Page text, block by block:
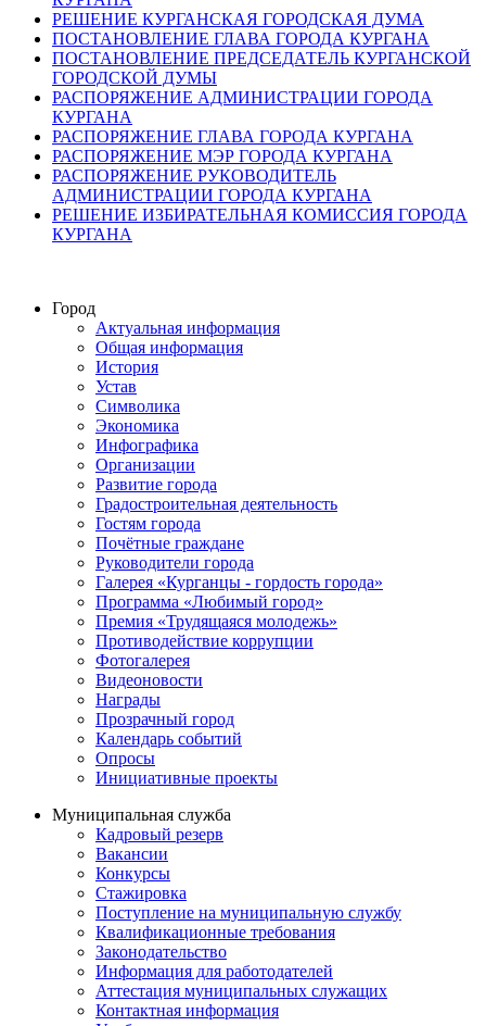
РЕШЕНИЕ КУРГАНСКАЯ ГОРОДСКАЯ ДУМА
ПОСТАНОВЛЕНИЕ ГЛАВА ГОРОДА КУРГАНА
ПОСТАНОВЛЕНИЕ ПРЕДСЕДАТЕЛЬ КУРГАНСКОЙ
ГОРОДСКОЙ ДУМЫ
РАСПОРЯЖЕНИЕ АДМИНИСТРАЦИИ ГОРОДА
КУРГАНА
РАСПОРЯЖЕНИЕ ГЛАВА ГОРОДА КУРГАНА
РАСПОРЯЖЕНИЕ МЭР ГОРОДА КУРГАНА
РАСПОРЯЖЕНИЕ РУКОВОДИТЕЛЬ
АДМИНИСТРАЦИИ ГОРОДА КУРГАНА
РЕШЕНИЕ ИЗБИРАТЕЛЬНАЯ КОМИССИЯ ГОРОДА
КУРГАНА
Город
Актуальная информация
Общая информация
История
Устав
Символика
Экономика
Инфографика
Организации
Развитие города
Градостроительная деятельность
Гостям города
Почётные граждане
Руководители города
Галерея «Курганцы - гордость города»
Программа «Любимый город»
Премия «Трудящаяся молодежь»
Противодействие коррупции
Фотогалерея
Видеоновости
Награды
Прозрачный город
Календарь событий
Опросы
Инициативные проекты
Муниципальная служба
Кадровый резерв
Вакансии
Конкурсы
Стажировка
Поступление на муниципальную службу
Квалификационные требования
Законодательство
Информация для работодателей
Аттестация муниципальных служащих
Контактная информация